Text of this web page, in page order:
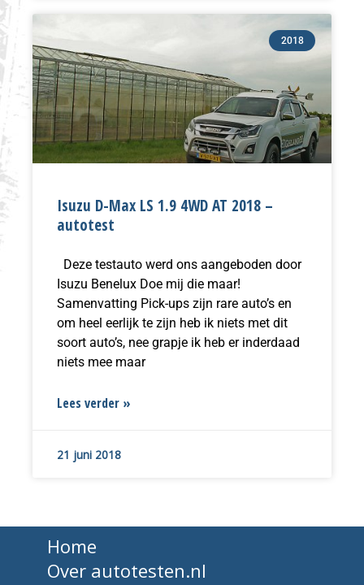
2018
Isuzu D-Max LS 1.9 4WD AT 2018 –
autotest
Deze testauto werd ons aangeboden door
Isuzu Benelux Doe mij die maar!
Samenvatting Pick-ups zijn rare auto’s en
om heel eerlijk te zijn heb ik niets met dit
soort auto’s, nee grapje ik heb er inderdaad
niets mee maar
Lees verder »
21 juni 2018
Home
Over autotesten.nl